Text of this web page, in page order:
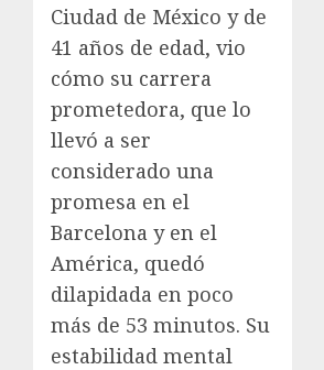
Ciudad de México y de
41 años de edad, vio
cómo su carrera
prometedora, que lo
llevó a ser
considerado una
promesa en el
Barcelona y en el
América, quedó
dilapidada en poco
más de 53 minutos. Su
estabilidad mental